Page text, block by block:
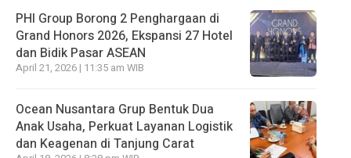
PHI Group Borong 2 Penghargaan di
Grand Honors 2026, Ekspansi 27 Hotel
dan Bidik Pasar ASEAN
April 21, 2026 | 11:35 am WIB
Ocean Nusantara Grup Bentuk Dua
Anak Usaha, Perkuat Layanan Logistik
dan Keagenan di Tanjung Carat